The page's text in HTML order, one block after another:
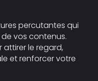
percutantes qui
vos contenus.
attirer le regard,
et renforcer votre